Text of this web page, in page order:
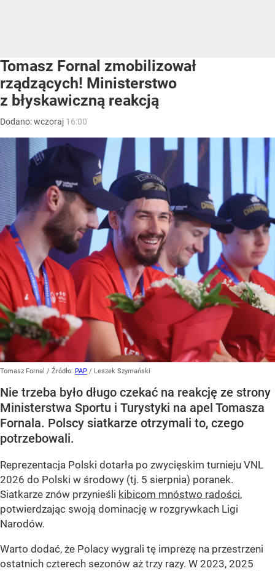
Tomasz Fornal zmobilizował
rządzących! Ministerstwo
z błyskawiczną reakcją
Dodano:wczoraj 16:00
Tomasz Fornal / Źródło: PAP / Leszek Szymański
Nie trzeba było długo czekać na reakcję ze strony
Ministerstwa Sportu i Turystyki na apel Tomasza
Fornala. Polscy siatkarze otrzymali to, czego
potrzebowali.
Reprezentacja Polski dotarła po zwycięskim turnieju VNL
2026 do Polski w środowy (tj. 5 sierpnia) poranek.
Siatkarze znów przynieśli kibicom mnóstwo radości,
potwierdzając swoją dominację w rozgrywkach Ligi
Narodów.
Warto dodać, że Polacy wygrali tę imprezę na przestrzeni
ostatnich czterech sezonów aż trzy razy. W 2023, 2025